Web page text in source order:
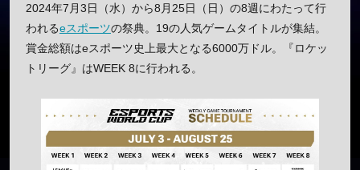
2024年7月3日（水）から8月25日（日）の8週にわたって行
われるeスポーツの祭典。19の人気ゲームタイトルが集結。
賞金総額はeスポーツ史上最大となる6000万ドル。『ロケッ
トリーグ』はWEEK 8に行われる。